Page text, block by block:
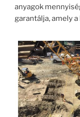
anyagok
garantálja, amely